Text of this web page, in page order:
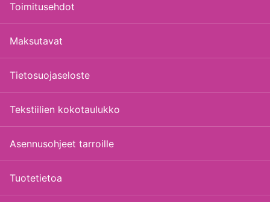
Toimitusehdot
Maksutavat
Tietosuojaseloste
Tekstiilien kokotaulukko
Asennusohjeet tarroille
Tuotetietoa